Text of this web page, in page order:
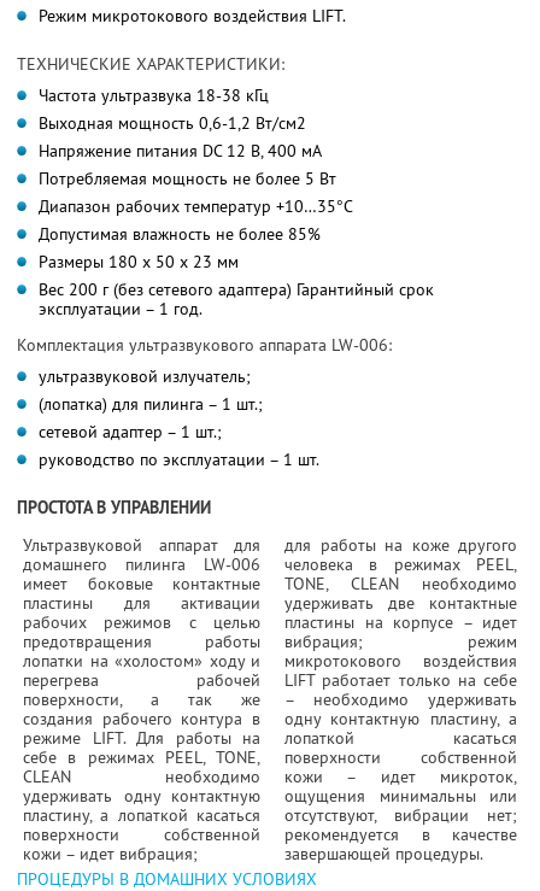
Режим микротокового воздействия LIFT.
ТЕХНИЧЕСКИЕ ХАРАКТЕРИСТИКИ:
Частота ультразвука 18-38 кГц
Выходная мощность 0,6-1,2 Вт/см2
Напряжение питания DC 12 В, 400 мА
Потребляемая мощность не более 5 Вт
Диапазон рабочих температур +10…35°C
Допустимая влажность не более 85%
Размеры 180 х 50 х 23 мм
Вес 200 г (без сетевого адаптера) Гарантийный срок
эксплуатации – 1 год.
Комплектация ультразвукового аппарата LW-006:
ультразвуковой излучатель;
(лопатка) для пилинга – 1 шт.;
сетевой адаптер – 1 шт.;
руководство по эксплуатации – 1 шт.
ПРОСТОТА В УПРАВЛЕНИИ
Ультразвуковой аппарат для
домашнего пилинга LW-006
имеет боковые контактные
пластины для активации
рабочих режимов с целью
предотвращения работы
лопатки на «холостом» ходу и
перегрева рабочей
поверхности, а так же
создания рабочего контура в
режиме LIFT. Для работы на
себе в режимах PEEL, TONE,
CLEAN необходимо
удерживать одну контактную
пластину, а лопаткой касаться
поверхности собственной
кожи – идет вибрация;
для работы на коже другого
человека в режимах PEEL,
TONE, CLEAN необходимо
удерживать две контактные
пластины на корпусе – идет
вибрация; режим
микротокового воздействия
LIFT работает только на себе
– необходимо удерживать
одну контактную пластину, а
лопаткой касаться
поверхности собственной
кожи – идет микроток,
ощущения минимальны или
отсутствуют, вибрации нет;
рекомендуется в качестве
завершающей процедуры.
ПРОЦЕДУРЫ В ДОМАШНИХ УСЛОВИЯХ